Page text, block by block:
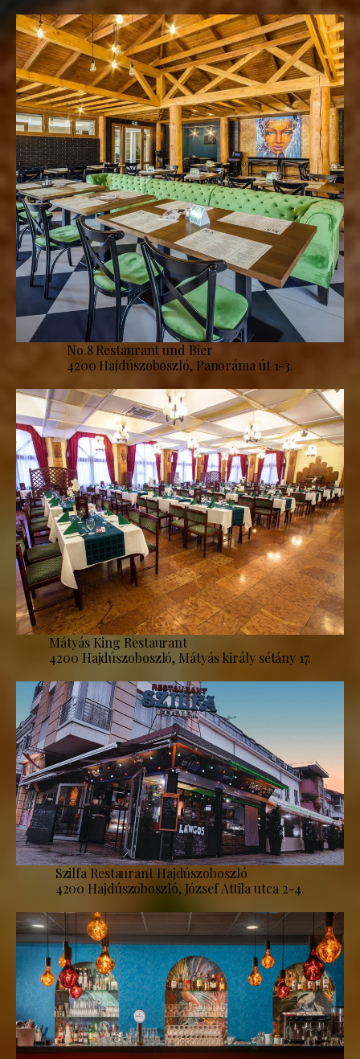
No.8 Restaurant und Bier
4200 Hajdúszoboszló, Panoráma út 1-3.
Mátyás King Restaurant
4200 Hajdúszoboszló, Mátyás király sétány 17.
Szilfa Restaurant Hajdúszoboszló
4200 Hajdúszoboszló, József Attila utca 2-4.